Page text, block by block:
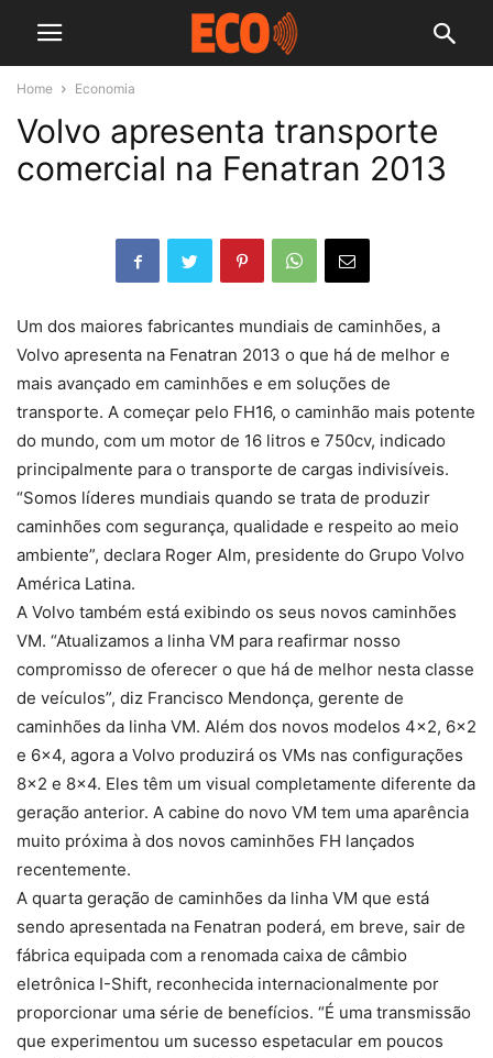
Home Economia
Volvo apresenta transporte
comercial na Fenatran 2013
Um dos maiores fabricantes mundiais de caminhões, a
Volvo apresenta na Fenatran 2013 o que há de melhor e
mais avançado em caminhões e em soluções de
transporte. A começar pelo FH16, o caminhão mais potente
do mundo, com um motor de 16 litros e 750cv, indicado
principalmente para o transporte de cargas indivisíveis.
“Somos líderes mundiais quando se trata de produzir
caminhões com segurança, qualidade e respeito ao meio
ambiente”, declara Roger Alm, presidente do Grupo Volvo
América Latina.
A Volvo também está exibindo os seus novos caminhões
VM. “Atualizamos a linha VM para reafirmar nosso
compromisso de oferecer o que há de melhor nesta classe
de veículos”, diz Francisco Mendonça, gerente de
caminhões da linha VM. Além dos novos modelos 4×2, 6×2
e 6×4, agora a Volvo produzirá os VMs nas configurações
8×2 e 8×4. Eles têm um visual completamente diferente da
geração anterior. A cabine do novo VM tem uma aparência
muito próxima à dos novos caminhões FH lançados
recentemente.
A quarta geração de caminhões da linha VM que está
sendo apresentada na Fenatran poderá, em breve, sair de
fábrica equipada com a renomada caixa de câmbio
eletrônica I-Shift, reconhecida internacionalmente por
proporcionar uma série de benefícios. “É uma transmissão
que experimentou um sucesso espetacular em poucos